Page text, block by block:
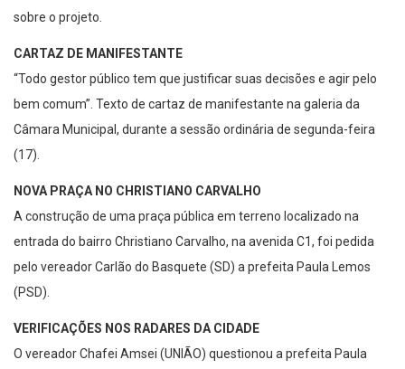
sobre o projeto.
CARTAZ DE MANIFESTANTE
“Todo gestor público tem que justificar suas decisões e agir pelo
bem comum”. Texto de cartaz de manifestante na galeria da
Câmara Municipal, durante a sessão ordinária de segunda-feira
(17).
NOVA PRAÇA NO CHRISTIANO CARVALHO
A construção de uma praça pública em terreno localizado na
entrada do bairro Christiano Carvalho, na avenida C1, foi pedida
pelo vereador Carlão do Basquete (SD) a prefeita Paula Lemos
(PSD).
VERIFICAÇÕES NOS RADARES DA CIDADE
O vereador Chafei Amsei (UNIÃO) questionou a prefeita Paula